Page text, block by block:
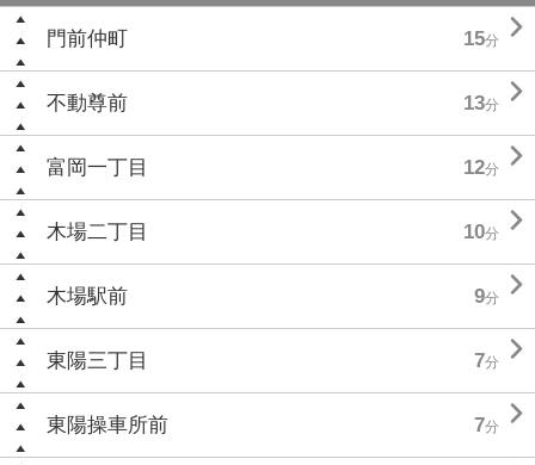
門前仲町 15分 
不動尊前 13分 
富岡一丁目 12分 
木場二丁目 10分 
木場駅前 9分 
東陽三丁目 7分 
東陽操車所前 7分 